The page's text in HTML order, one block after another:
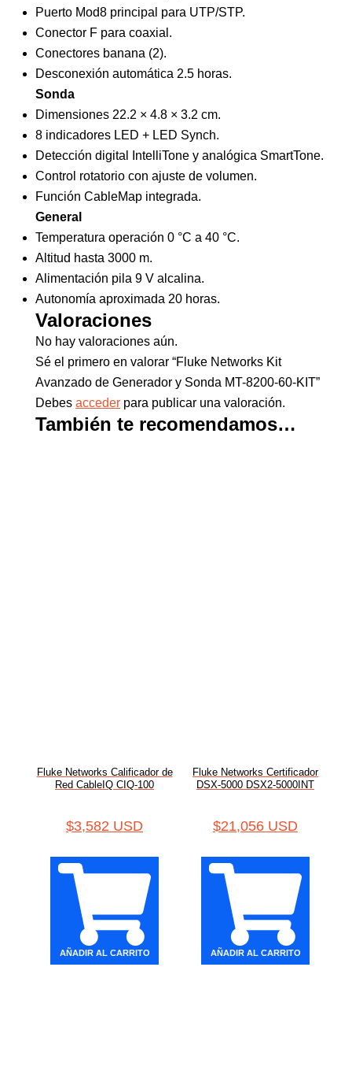
Puerto Mod8 principal para UTP/STP.
Conector F para coaxial.
Conectores banana (2).
Desconexión automática 2.5 horas.
Sonda
Dimensiones 22.2 × 4.8 × 3.2 cm.
8 indicadores LED + LED Synch.
Detección digital IntelliTone y analógica SmartTone.
Control rotatorio con ajuste de volumen.
Función CableMap integrada.
General
Temperatura operación 0 °C a 40 °C.
Altitud hasta 3000 m.
Alimentación pila 9 V alcalina.
Autonomía aproximada 20 horas.
Valoraciones
No hay valoraciones aún.
Sé el primero en valorar “Fluke Networks Kit
Avanzado de Generador y Sonda MT-8200-60-KIT”
Debes acceder para publicar una valoración.
También te recomendamos…
Fluke Networks Calificador de
Red CableIQ CIQ-100
$3,582 USD
AÑADIR AL CARRITO
Fluke Networks Certificador
DSX-5000 DSX2-5000INT
$21,056 USD
AÑADIR AL CARRITO